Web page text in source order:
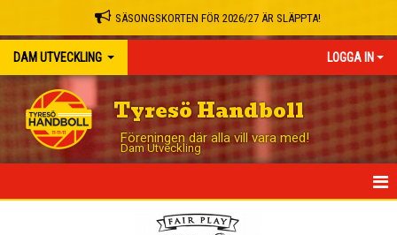
SÄSONGSKORTEN FÖR 2026/27 ÄR SLÄPPTA!
DAM UTVECKLING LOGGA IN
Tyresö Handboll
Föreningen där alla vill vara med!
Dam Utveckling